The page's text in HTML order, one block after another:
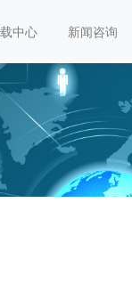
中心 新闻咨询